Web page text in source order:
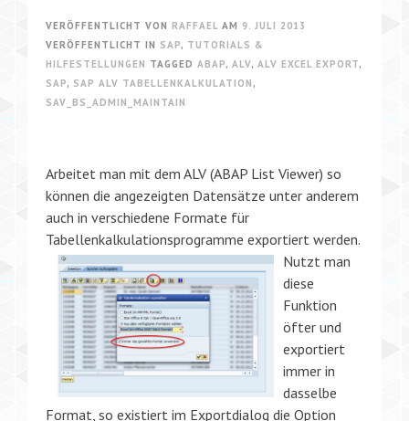
VERÖFFENTLICHT VON RAFFAEL AM 9. JULI 2013
VERÖFFENTLICHT IN SAP, TUTORIALS &
HILFESTELLUNGEN TAGGED ABAP, ALV, ALV EXCEL EXPORT,
SAP, SAP ALV TABELLENKALKULATION ,
SAV_BS_ADMIN_MAINTAIN
Arbeitet man mit dem ALV (ABAP List Viewer) so
können die angezeigten Datensätze unter anderem
auch in verschiedene Formate für
Tabellenkalkulationsprogramme exportiert werden.
Nutzt man
diese
Funktion
öfter und
exportiert
immer in
dasselbe
Format, so existiert im Exportdialog die Option